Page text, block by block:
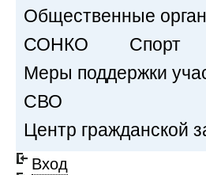
Общественные
СОНКО
Спорт
Меры поддержки
СВО
Центр гражданской
Вход